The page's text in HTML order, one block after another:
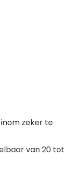
zeker te
van 20 tot